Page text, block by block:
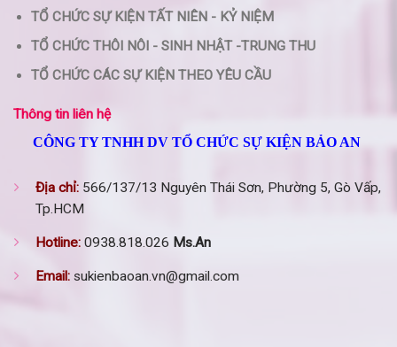
TỔ CHỨC SỰ KIỆN TẤT NIÊN - KỶ NIỆM
TỔ CHỨC THÔI NÔI - SINH NHẬT -TRUNG THU
TỔ CHỨC CÁC SỰ KIỆN THEO YÊU CẦU
Thông tin liên hệ
CÔNG TY TNHH DV TỔ CHỨC SỰ KIỆN BẢO AN
Địa chỉ: 566/137/13 Nguyên Thái Sơn, Phường 5, Gò Vấp,
Tp.HCM
Hotline: 0938.818.026 Ms.An
Email: sukienbaoan.vn@gmail.com